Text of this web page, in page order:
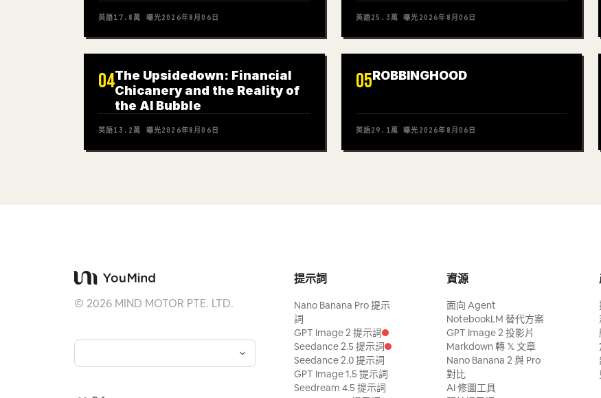
英語17.8萬 曝光2026年8月06日 英語25.3萬 曝光 2026年8月06日
04The Upsidedown: Financial
Chicanery and the Reality of
the AI Bubble
英語13.2萬 曝光2026年8月06日
05ROBBINGHOOD
英語29.1萬 曝光 2026年8月06日
© 2026MIND MOTOR PTE. LTD.
提示詞
Nano Banana Pro 提示
詞
GPT Image 2 提示詞
Seedance 2.5 提示詞
Seedance 2.0 提示詞
GPT Image 1.5 提示詞
Seedream 4.5 提示詞
資源
面向 Agent
NotebookLM 替代方案
GPT Image 2 投影片
Markdown 轉 𝕏 文章
Nano Banana 2 與 Pro
對比
AI 修圖工具